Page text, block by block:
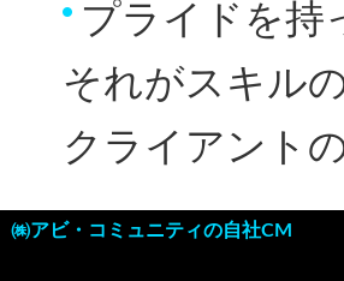
プライドを持
それがスキル
クライアント
㈱アビ・コミュニティの自社CM